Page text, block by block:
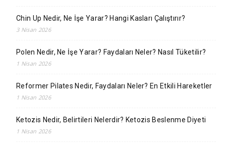
Chin Up Nedir, Ne İşe Yarar? Hangi Kasları Çalıştırır?
3 Nisan 2026
Polen Nedir, Ne İşe Yarar? Faydaları Neler? Nasıl Tüketilir?
1 Nisan 2026
Reformer Pilates Nedir, Faydaları Neler? En Etkili Hareketler
1 Nisan 2026
Ketozis Nedir, Belirtileri Nelerdir? Ketozis Beslenme Diyeti
1 Nisan 2026